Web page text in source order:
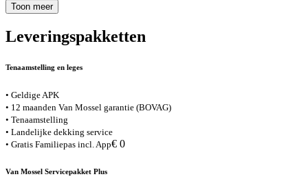
Toon meer
Leveringspakketten
Tenaamstelling en leges
• Geldige APK
• 12 maanden Van Mossel garantie (BOVAG)
• Tenaamstelling
• Landelijke dekking service
• Gratis Familiepas incl. App€ 0
Van Mossel Servicepakket Plus